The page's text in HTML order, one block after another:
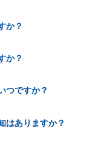
か？
か？
つですか？
はありますか？